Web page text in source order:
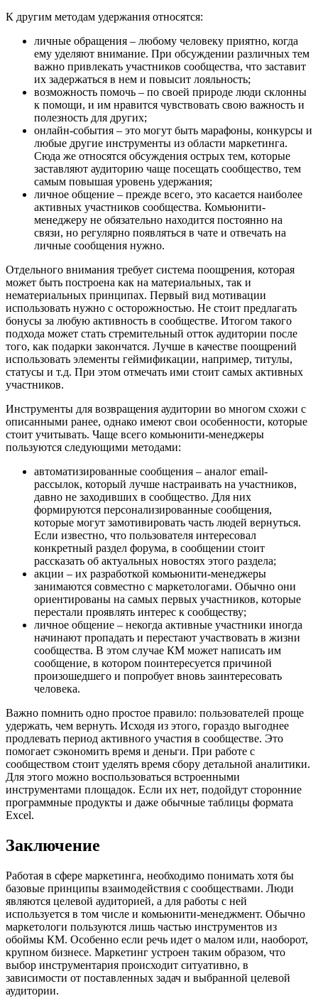
К другим методам удержания относятся:
личные обращения – любому человеку приятно, когда
ему уделяют внимание. При обсуждении различных тем
важно привлекать участников сообщества, что заставит
их задержаться в нем и повысит лояльность;
возможность помочь – по своей природе люди склонны
к помощи, и им нравится чувствовать свою важность и
полезность для других;
онлайн-события – это могут быть марафоны, конкурсы и
любые другие инструменты из области маркетинга.
Сюда же относятся обсуждения острых тем, которые
заставляют аудиторию чаще посещать сообщество, тем
самым повышая уровень удержания;
личное общение – прежде всего, это касается наиболее
активных участников сообщества. Комьюнити-
менеджеру не обязательно находится постоянно на
связи, но регулярно появляться в чате и отвечать на
личные сообщения нужно.
Отдельного внимания требует система поощрения, которая
может быть построена как на материальных, так и
нематериальных принципах. Первый вид мотивации
использовать нужно с осторожностью. Не стоит предлагать
бонусы за любую активность в сообществе. Итогом такого
подхода может стать стремительный отток аудитории после
того, как подарки закончатся. Лучше в качестве поощрений
использовать элементы геймификации, например, титулы,
статусы и т.д. При этом отмечать ими стоит самых активных
участников.
Инструменты для возвращения аудитории во многом схожи с
описанными ранее, однако имеют свои особенности, которые
стоит учитывать. Чаще всего комьюнити-менеджеры
пользуются следующими методами:
автоматизированные сообщения – аналог email-
рассылок, который лучше настраивать на участников,
давно не заходивших в сообщество. Для них
формируются персонализированные сообщения,
которые могут замотивировать часть людей вернуться.
Если известно, что пользователя интересовал
конкретный раздел форума, в сообщении стоит
рассказать об актуальных новостях этого раздела;
акции – их разработкой комьюнити-менеджеры
занимаются совместно с маркетологами. Обычно они
ориентированы на самых первых участников, которые
перестали проявлять интерес к сообществу;
личное общение – некогда активные участники иногда
начинают пропадать и перестают участвовать в жизни
сообщества. В этом случае КМ может написать им
сообщение, в котором поинтересуется причиной
произошедшего и попробует вновь заинтересовать
человека.
Важно помнить одно простое правило: пользователей проще
удержать, чем вернуть. Исходя из этого, гораздо выгоднее
продлевать период активного участия в сообществе. Это
помогает сэкономить время и деньги. При работе с
сообществом стоит уделять время сбору детальной аналитики.
Для этого можно воспользоваться встроенными
инструментами площадок. Если их нет, подойдут сторонние
программные продукты и даже обычные таблицы формата
Excel.
Заключение
Работая в сфере маркетинга, необходимо понимать хотя бы
базовые принципы взаимодействия с сообществами. Люди
являются целевой аудиторией, а для работы с ней
используется в том числе и комьюнити-менеджмент. Обычно
маркетологи пользуются лишь частью инструментов из
обоймы КМ. Особенно если речь идет о малом или, наоборот,
крупном бизнесе. Маркетинг устроен таким образом, что
выбор инструментария происходит ситуативно, в
зависимости от поставленных задач и выбранной целевой
аудитории.